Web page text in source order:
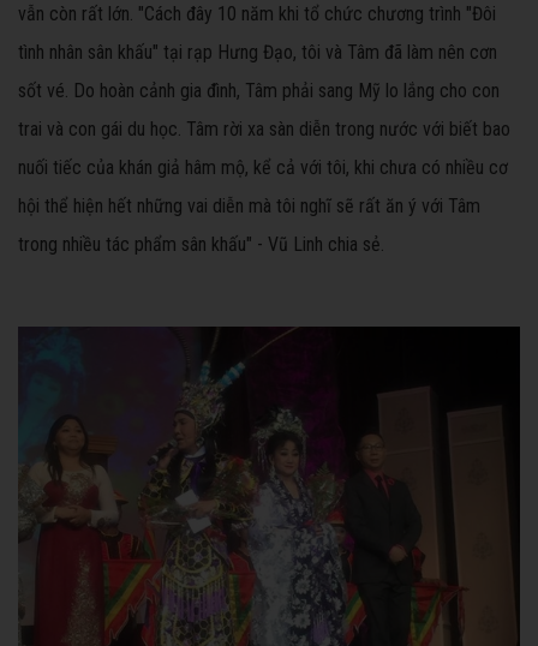
vẫn còn rất lớn. "Cách đây 10 năm khi tổ chức chương trình "Đôi
tình nhân sân khấu" tại rạp Hưng Đạo, tôi và Tâm đã làm nên cơn
sốt vé. Do hoàn cảnh gia đình, Tâm phải sang Mỹ lo lắng cho con
trai và con gái du học. Tâm rời xa sàn diễn trong nước với biết bao
nuối tiếc của khán giả hâm mộ, kể cả với tôi, khi chưa có nhiều cơ
hội thể hiện hết những vai diễn mà tôi nghĩ sẽ rất ăn ý với Tâm
trong nhiều tác phẩm sân khấu" - Vũ Linh chia sẻ.